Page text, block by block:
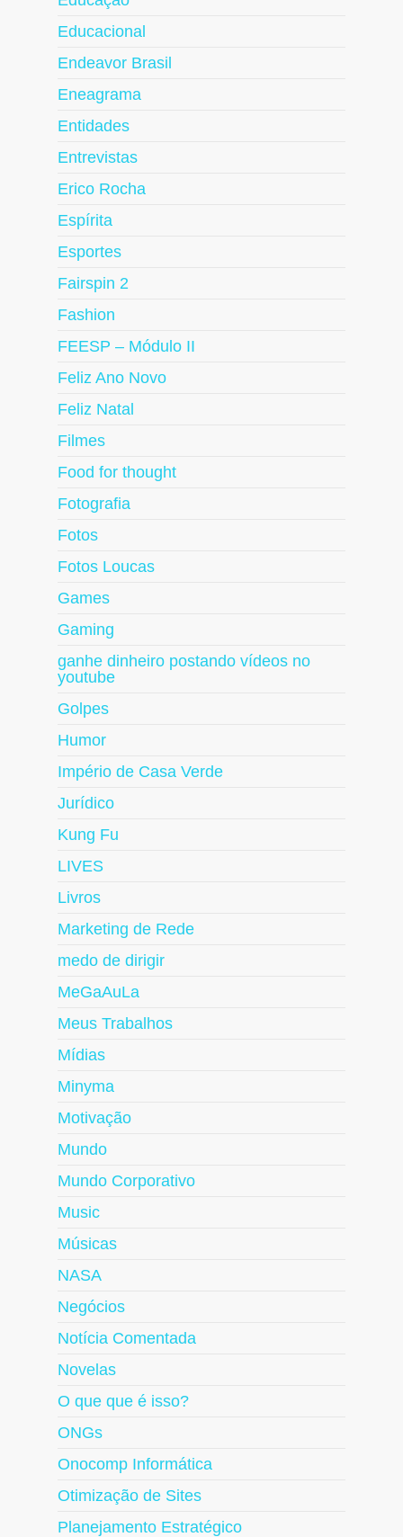
Educacional
Endeavor Brasil
Eneagrama
Entidades
Entrevistas
Erico Rocha
Espírita
Esportes
Fairspin 2
Fashion
FEESP – Módulo II
Feliz Ano Novo
Feliz Natal
Filmes
Food for thought
Fotografia
Fotos
Fotos Loucas
Games
Gaming
ganhe dinheiro postando vídeos no
youtube
Golpes
Humor
Império de Casa Verde
Jurídico
Kung Fu
LIVES
Livros
Marketing de Rede
medo de dirigir
MeGaAuLa
Meus Trabalhos
Mídias
Minyma
Motivação
Mundo
Mundo Corporativo
Music
Músicas
NASA
Negócios
Notícia Comentada
Novelas
O que que é isso?
ONGs
Onocomp Informática
Otimização de Sites
Planejamento Estratégico